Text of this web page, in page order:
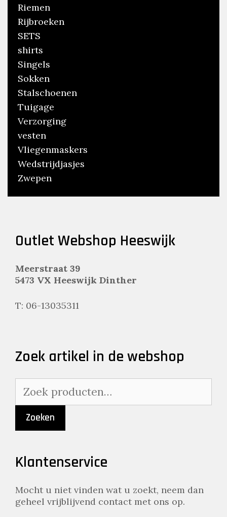
Riemen
Rijbroeken
SETS
shirts
Singels
Sokken
Stalschoenen
Tuigage
Verzorging
vesten
Vliegenmaskers
Wedstrijdjasjes
Zwepen
Outlet Webshop Heeswijk
Meerstraat 39
5473 VX Heeswijk Dinther
T: 06-13035311
Zoek artikel in de webshop
naar:
Zoeken
Klantenservice
Mocht u niet vinden wat u zoekt, neem dan
geheel vrijblijvend contact met ons op.